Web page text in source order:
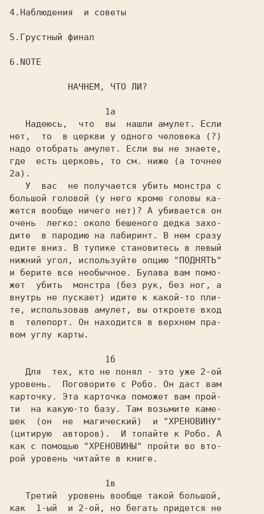
4.Наблюдения  и советы
5.Грустный финал
6.NOTE
нет,  то  в церкви у одного человека (?)
надо отобрать амулет. Если вы не знаете,
где  есть церковь, то см. ниже (а точнее
2а).
большой головой (у него кроме головы ка-
жется вообще ничего нет)? А убивается он
очень  легко: около бешеного дедка захо-
дите  в пародию на лабиринт. В нем сразу
едите вниз. В тупике становитесь в левый
нижний угол, используйте опцию "ПОДНЯТЬ"
и берите все необычное. Булава вам помо-
жет  убить  монстра (без рук, без ног, а
внутрь не пускает) идите к какой-то пли-
те, использовав амулет, вы откроете вход
в  телепорт. Он находится в верхнем пра-
вом углу карты.
уровень.  Поговорите с Робо. Он даст вам
карточку. Эта карточка поможет вам прой-
ти  на какую-то базу. Там возьмите каме-
шек  (он  не  магический)  и "ХРЕНОВИНУ"
(цитирую  авторов).  И топайте к Робо. А
как с помощью "ХРЕНОВИНЫ" пройти во вто-
рой уровень читайте в книге.
как  1-ый  и 2-ой, но бегать придется не